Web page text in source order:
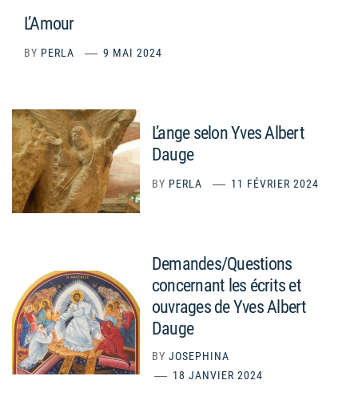
L’Amour
BY PERLA 9 MAI 2024
L’ange selon Yves Albert
Dauge
BY PERLA 11 FÉVRIER 2024
Demandes/Questions
concernant les écrits et
ouvrages de Yves Albert
Dauge
BY JOSEPHINA
18 JANVIER 2024